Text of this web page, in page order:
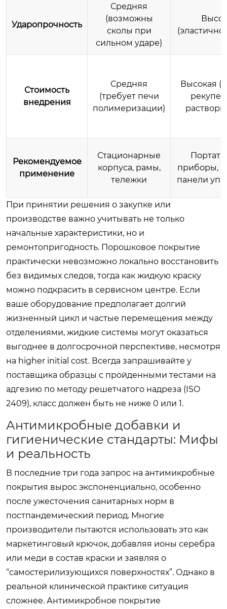
Ударопрочность
Средняя
(возможны
сколы при
сильном ударе)
Стоимость
внедрения
Средняя
(требует печи
полимеризации)
Высокая
Рекомендуемое
применение
Стационарные
корпуса, рамы,
тележки
приборы,
панели
При принятии решения о закупке или
производстве важно учитывать не только
начальные характеристики, но и
ремонтопригодность. Порошковое покрытие
практически невозможно локально восстановить
без видимых следов, тогда как жидкую краску
можно подкрасить в сервисном центре. Если
ваше оборудование предполагает долгий
жизненный цикл и частые перемещения между
отделениями, жидкие системы могут оказаться
выгоднее в долгосрочной перспективе, несмотря
на higher initial cost. Всегда запрашивайте у
поставщика образцы с пройденными тестами на
адгезию по методу решетчатого надреза (ISO
2409), класс должен быть не ниже 0 или 1.
Антимикробные добавки и
гигиенические стандарты: Мифы
и реальность
В последние три года запрос на антимикробные
покрытия вырос экспоненциально, особенно
после ужесточения санитарных норм в
постпандемический период. Многие
производители пытаются использовать это как
маркетинговый крючок, добавляя ионы серебра
или меди в состав краски и заявляя о
“самостерилизующихся поверхностях”. Однако в
реальной клинической практике ситуация
сложнее. Антимикробное покрытие